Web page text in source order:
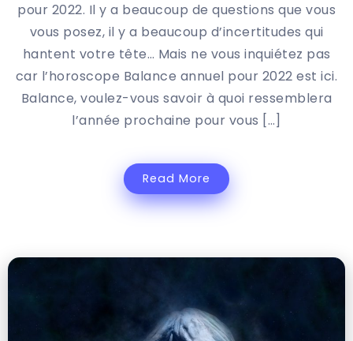
pour 2022. Il y a beaucoup de questions que vous
vous posez, il y a beaucoup d’incertitudes qui
hantent votre tête… Mais ne vous inquiétez pas
car l’horoscope Balance annuel pour 2022 est ici.
Balance, voulez-vous savoir à quoi ressemblera
l’année prochaine pour vous […]
Read More